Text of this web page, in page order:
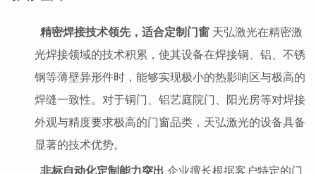
精密焊接技术领先，适合定制门窗天弘激光在精密激
光焊接领域的技术积累，使其设备在焊接铜、铝、不锈
钢等薄壁异形件时，能够实现极小的热影响区与极高的
焊缝一致性。对于铜门、铝艺庭院门、阳光房等对焊接
外观与精度要求极高的门窗品类，天弘激光的设备具备
显著的技术优势。
非标自动化定制能力突出 企业擅长根据客户特定的门